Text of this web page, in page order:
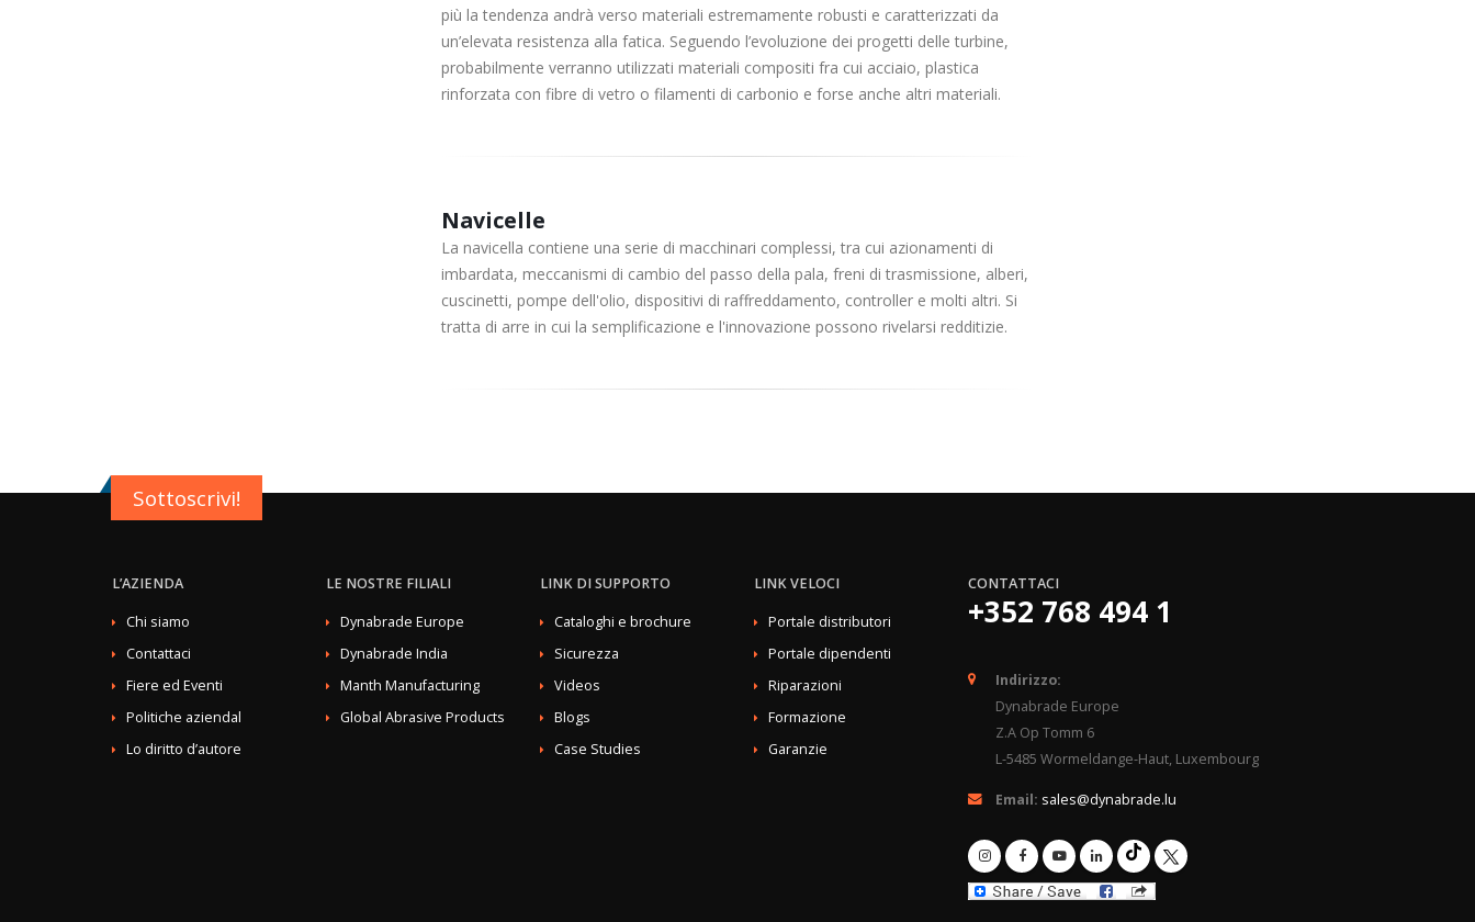
più la tendenza andrà verso materiali estremamente robusti e caratterizzati da
un’elevata resistenza alla fatica. Seguendo l’evoluzione dei progetti delle turbine,
probabilmente verranno utilizzati materiali compositi fra cui acciaio, plastica
rinforzata con fibre di vetro o filamenti di carbonio e forse anche altri materiali.
Navicelle
La navicella contiene una serie di macchinari complessi, tra cui azionamenti di
imbardata, meccanismi di cambio del passo della pala, freni di trasmissione, alberi,
cuscinetti, pompe dell'olio, dispositivi di raffreddamento, controller e molti altri. Si
tratta di arre in cui la semplificazione e l'innovazione possono rivelarsi redditizie.
Sottoscrivi!
L’AZIENDA
Chi siamo
Contattaci
Fiere ed Eventi
Politiche aziendal
Lo diritto d’autore
LE NOSTRE FILIALI
Dynabrade Europe
Dynabrade India
Manth Manufacturing
Global Abrasive Products
LINK DI SUPPORTO
Cataloghi e brochure
Sicurezza
Videos
Blogs
Case Studies
LINK VELOCI
Portale distributori
Portale dipendenti
Riparazioni
Formazione
Garanzie
CONTATTACI
+352 768 494 1
Indirizzo:
Dynabrade Europe
Z.A Op Tomm 6
L-5485 Wormeldange-Haut, Luxembourg
Email: sales@dynabrade.lu